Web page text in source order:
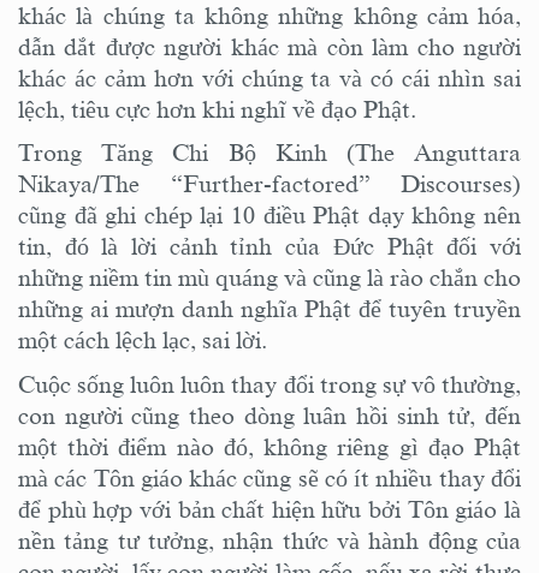
khác là chúng ta không những không cảm hóa,
dẫn dắt được người khác mà còn làm cho người
khác ác cảm hơn với chúng ta và có cái nhìn sai
lệch, tiêu cực hơn khi nghĩ về đạo Phật.
Trong Tăng Chi Bộ Kinh (The Anguttara
Nikaya/The “Further-factored” Discourses)
cũng đã ghi chép lại 10 điều Phật dạy không nên
tin, đó là lời cảnh tỉnh của Đức Phật đối với
những niềm tin mù quáng và cũng là rào chắn cho
những ai mượn danh nghĩa Phật để tuyên truyền
một cách lệch lạc, sai lời.
Cuộc sống luôn luôn thay đổi trong sự vô thường,
con người cũng theo dòng luân hồi sinh tử, đến
một thời điểm nào đó, không riêng gì đạo Phật
mà các Tôn giáo kháccũng sẽ có ít nhiều thay đổi
để phù hợp với bản chất hiện hữubởi Tôn giáo là
nền tảng tư tưởng, nhận thức và hành động của